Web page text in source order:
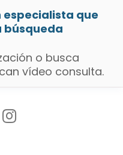
especialista que
búsqueda
o busca
vídeo consulta.